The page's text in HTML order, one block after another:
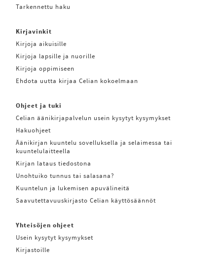
Tarkennettu haku
Kirjavinkit
Kirjoja aikuisille
Kirjoja lapsille ja nuorille
Kirjoja oppimiseen
Ehdota uutta kirjaa Celian kokoelmaan
Ohjeet ja tuki
Celian äänikirjapalvelun usein kysytyt kysymykset
Hakuohjeet
Äänikirjan kuuntelu sovelluksella ja selaimessa tai
kuuntelulaitteella
Kirjan lataus tiedostona
Unohtuiko tunnus tai salasana?
Kuuntelun ja lukemisen apuvälineitä
Saavutettavuuskirjasto Celian käyttösäännöt
Yhteisöjen ohjeet
Usein kysytyt kysymykset
Kirjastoille